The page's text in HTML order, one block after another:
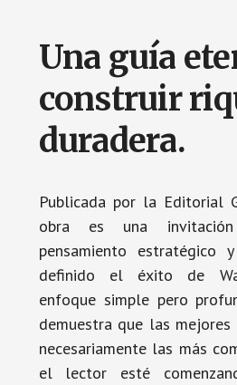
Una guía
construir
duradera.
Publicada por la Editorial
obra es una
pensamiento estratégico
definido el éxito de
enfoque simple pero
demuestra que las mejores
necesariamente las más
el lector esté